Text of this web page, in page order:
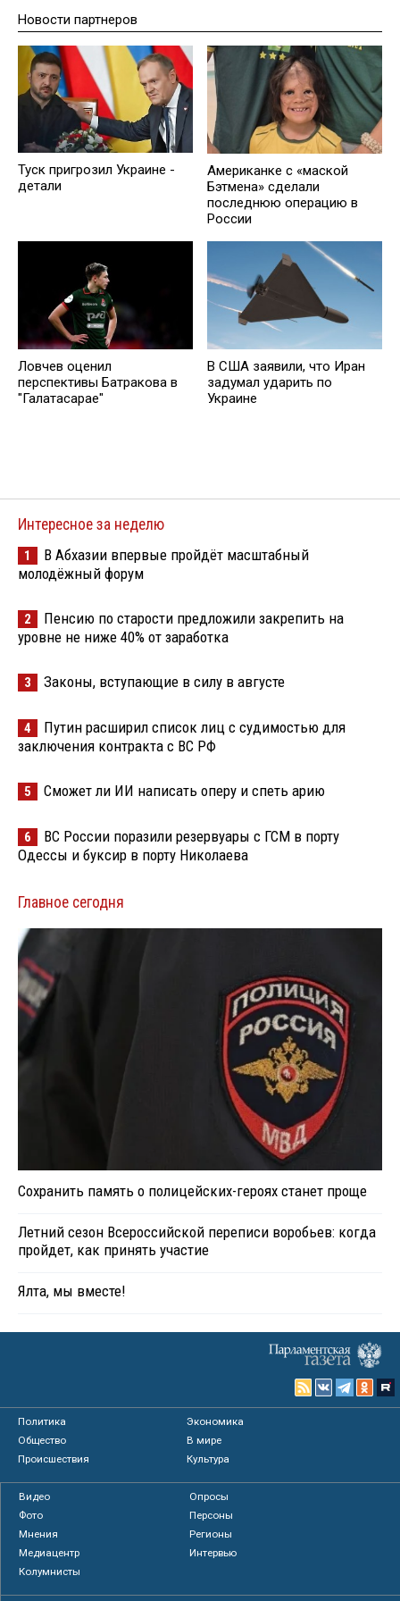
Новости партнеров
Туск пригрозил Украине -
детали
Американке с «маской
Бэтмена» сделали
последнюю операцию в
России
Ловчев оценил
перспективы Батракова в
"Галатасарае"
В США заявили, что Иран
задумал ударить по
Украине
Интересное за неделю
1
В Абхазии впервые пройдёт масштабный
молодёжный форум
2
Пенсию по старости предложили закрепить на
уровне не ниже 40% от заработка
3 Законы, вступающие в силу в августе
4
Путин расширил список лиц с судимостью для
заключения контракта с ВС РФ
5 Сможет ли ИИ написать оперу и спеть арию
6
ВС России поразили резервуары с ГСМ в порту
Одессы и буксир в порту Николаева
Главное сегодня
Сохранить память о полицейских-героях станет проще
Летний сезон Всероссийской переписи воробьев: когда
пройдет, как принять участие
Ялта, мы вместе!
Политика
Экономика
Общество
В мире
Происшествия
Культура
Видео
Опросы
Фото
Персоны
Мнения
Регионы
Медиацентр
Интервью
Колумнисты